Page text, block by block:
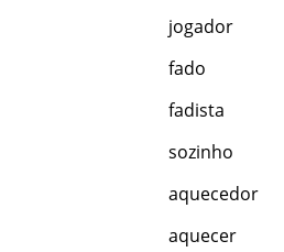
jogador
fado
fadista
sozinho
aquecedor
aquecer